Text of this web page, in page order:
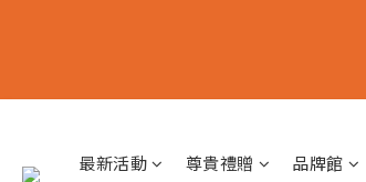
最新活動 尊貴禮贈 品牌館